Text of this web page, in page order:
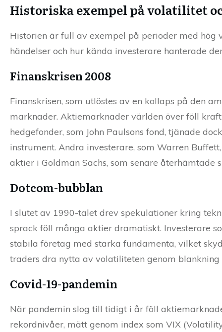
Historiska exempel på volatilitet
Historien är full av exempel på perioder med
händelser och hur kända investerare hanterade
Finanskrisen 2008
Finanskrisen, som utlöstes av en kollaps på den
marknader. Aktiemarknader världen över föll
hedgefonder, som John Paulsons fond, tjänade
instrument. Andra investerare, som Warren
aktier i Goldman Sachs, som senare återhämtade
Dotcom-bubblan
I slutet av 1990-talet drev spekulationer kring
sprack föll många aktier dramatiskt. Investerare
stabila företag med starka fundamenta, vilket
traders dra nytta av volatiliteten genom
Covid-19-pandemin
När pandemin slog till tidigt i år föll
rekordnivåer, mätt genom index som VIX